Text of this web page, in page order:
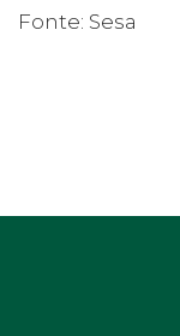
Fonte: Sesa